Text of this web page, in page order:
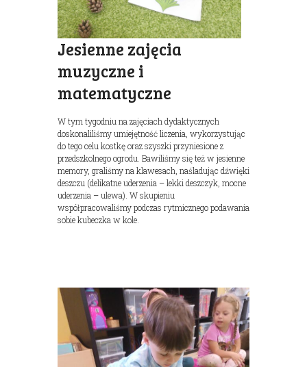
Jesienne zajęcia
muzyczne i
matematyczne
W tym tygodniu na zajęciach dydaktycznych
doskonaliliśmy umiejętność liczenia, wykorzystując
do tego celu kostkę oraz szyszki przyniesione z
przedszkolnego ogrodu. Bawiliśmy się też w jesienne
memory, graliśmy na klawesach, naśladując dźwięki
deszczu (delikatne uderzenia – lekki deszczyk, mocne
uderzenia – ulewa). W skupieniu
współpracowaliśmy podczas rytmicznego podawania
sobie kubeczka w kole.